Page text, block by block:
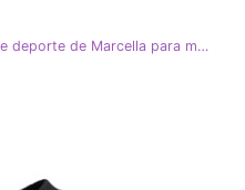
Zapatillas de deporte de Marcella para mujeres blancas y blancas blanco